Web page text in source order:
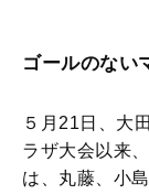
ゴールのない
５月21日、大
ラザ大会以来
は、丸藤、小